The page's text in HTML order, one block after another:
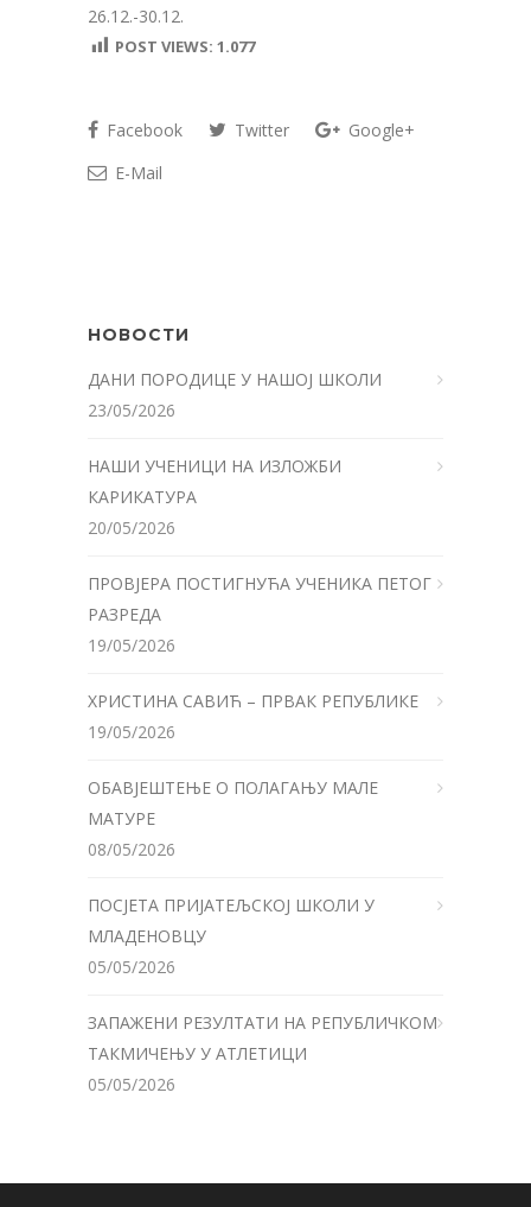
26.12.-30.12.
POST VIEWS: 1.077
Facebook Twitter
Google+
E-Mail
НОВОСТИ
ДАНИ ПОРОДИЦЕ У НАШОЈ ШКОЛИ
23/05/2026
НАШИ УЧЕНИЦИ НА ИЗЛОЖБИ
КАРИКАТУРА
20/05/2026
ПРОВЈЕРА ПОСТИГНУЋА УЧЕНИКА ПЕТОГ
РАЗРЕДА
19/05/2026
ХРИСТИНА САВИЋ – ПРВАК РЕПУБЛИКЕ
19/05/2026
ОБАВЈЕШТЕЊЕ О ПОЛАГАЊУ МАЛЕ
МАТУРЕ
08/05/2026
ПОСЈЕТА ПРИЈАТЕЉСКОЈ ШКОЛИ У
МЛАДЕНОВЦУ
05/05/2026
ЗАПАЖЕНИ РЕЗУЛТАТИ НА РЕПУБЛИЧКОМ
ТАКМИЧЕЊУ У АТЛЕТИЦИ
05/05/2026